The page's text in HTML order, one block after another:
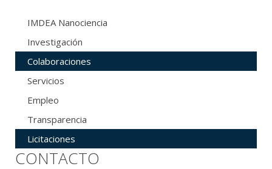
IMDEA Nanociencia
Investigación
Colaboraciones
Servicios
Empleo
Transparencia
Licitaciones
CONTACTO